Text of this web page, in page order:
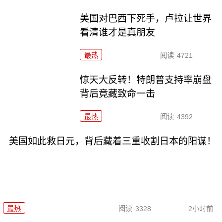
美国对巴西下死手，卢拉让世界
看清谁才是真朋友
最热 阅读 4721
惊天大反转！特朗普支持率崩盘
背后竟藏致命一击
最热 阅读 4392
美国如此救日元，背后藏着三重收割日本的阳谋！
最热 阅读 3328 2小时前